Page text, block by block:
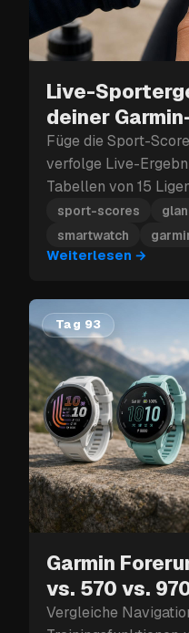
Live-
deiner
Füge die Sport-
verfolge Live-
Tabellen von 15
— so geht's und
unterstützen es.
sport-scores
smartwatch
Weiterlesen →
Tag 93
Garmin
vs. 570 vs.
Vergleiche